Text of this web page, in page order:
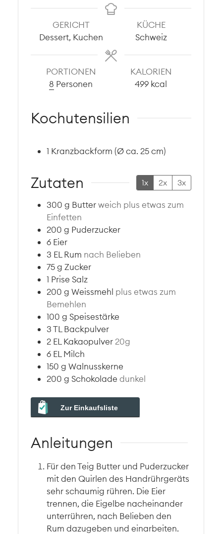
GERICHT
Dessert, Kuchen
KÜCHE
Schweiz
PORTIONEN
8 Personen
KALORIEN
499 kcal
Kochutensilien
1 Kranzbackform (Ø ca. 25 cm)
Zutaten 1x 2x 3x
300 g Butterweich plus etwas zum
Einfetten
200 g Puderzucker
6 Eier
3 EL Rum nach Belieben
75g Zucker
1 Prise Salz
200 g Weissmehl plus etwas zum
Bemehlen
100 g Speisestärke
3TL Backpulver
2 EL Kakaopulver 20g
6 EL Milch
150 g Walnusskerne
200 g Schokolade dunkel
Zur Einkaufsliste
Anleitungen
Für den Teig Butter und Puderzucker
mit den Quirlen des Handrührgeräts
sehr schaumig rühren. Die Eier
trennen, die Eigelbe nacheinander
unterrühren, nach Belieben den
Rum dazugeben und einarbeiten.